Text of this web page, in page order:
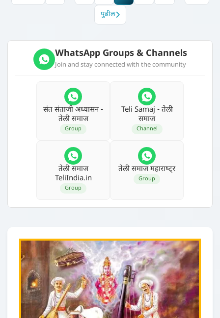
पुढील
WhatsApp Groups & Channels
Join and stay connected with the community
संत संताजी अध्‍यासन -
तेली समाज
Group
Teli Samaj - तेली
समाज
Channel
तेली समाज
TeliIndia.in
Group
तेली समाज महाराष्‍ट्र
Group